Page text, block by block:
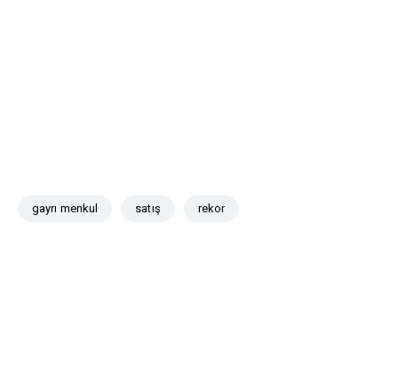
gayrı menkul satış rekor